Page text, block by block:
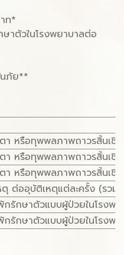
ท*
ษาตัวในโรงพยาบาลต่อ
นภัย**
หรือทุพพลภาพถาวรสิ้นเชิง
หรือทุพพลภาพถาวรสิ้นเชิ
หรือทุพพลภาพถาวรสิ้นเชิ
ต่ออุบัติเหตุแต่ละครั้ง (รว
พักรักษาตัวแบบผู้ป่วยในโร
พักรักษาตัวแบบผู้ป่วยในโร